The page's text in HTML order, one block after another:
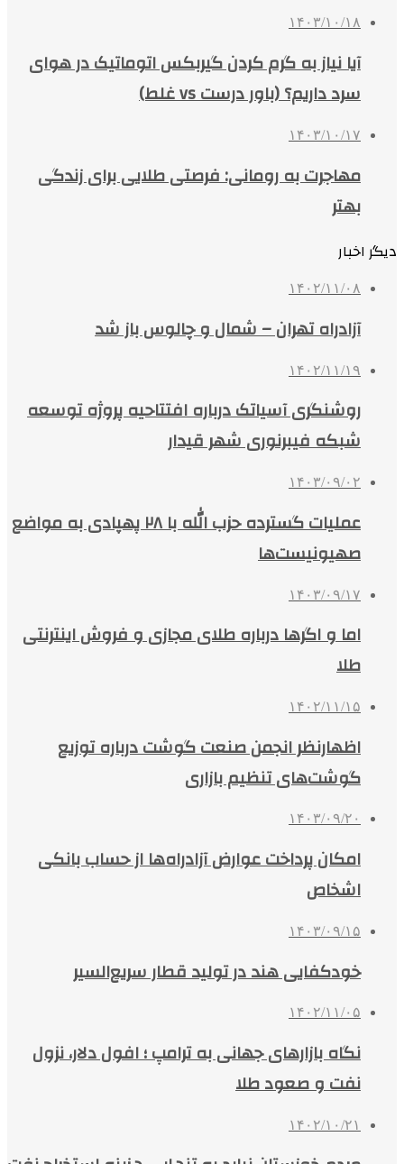
۱۴۰۳/۱۰/۱۸
آیا نیاز به گرم کردن گیربکس اتوماتیک در هوای
سرد داریم؟ (باور درست vs غلط)
۱۴۰۳/۱۰/۱۷
مهاجرت به رومانی: فرصتی طلایی برای زندگی
بهتر
دیگر اخبار
۱۴۰۲/۱۱/۰۸
آزادراه تهران – شمال و چالوس باز شد
۱۴۰۲/۱۱/۱۹
روشنگری آسیاتک درباره افتتاحیه پروژه توسعه
شبکه فیبرنوری شهر قیدار
۱۴۰۳/۰۹/۰۲
عملیات گسترده حزب الله با ۲۸ پهپادی به مواضع
صهیونیست‌ها
۱۴۰۳/۰۹/۱۷
اما و اگرها درباره طلای مجازی و فروش اینترنتی
طلا
۱۴۰۲/۱۱/۱۵
اظهارنظر انجمن صنعت گوشت درباره توزیع
گوشت‌های تنظیم بازاری
۱۴۰۳/۰۹/۲۰
امکان پرداخت عوارض آزادراه‌ها از حساب بانکی
اشخاص
۱۴۰۳/۰۹/۱۵
خودکفایی هند در تولید قطار سریع‌السیر
۱۴۰۲/۱۱/۰۵
نگاه بازارهای جهانی به ترامپ ؛ افول دلار، نزول
نفت و صعود طلا
۱۴۰۲/۱۰/۲۱